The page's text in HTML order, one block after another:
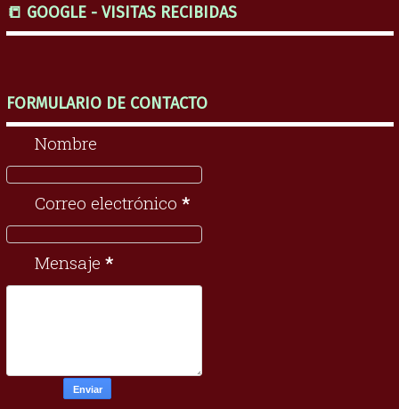
📒 GOOGLE - VISITAS RECIBIDAS
FORMULARIO DE CONTACTO
Nombre
Correo electrónico *
Mensaje *